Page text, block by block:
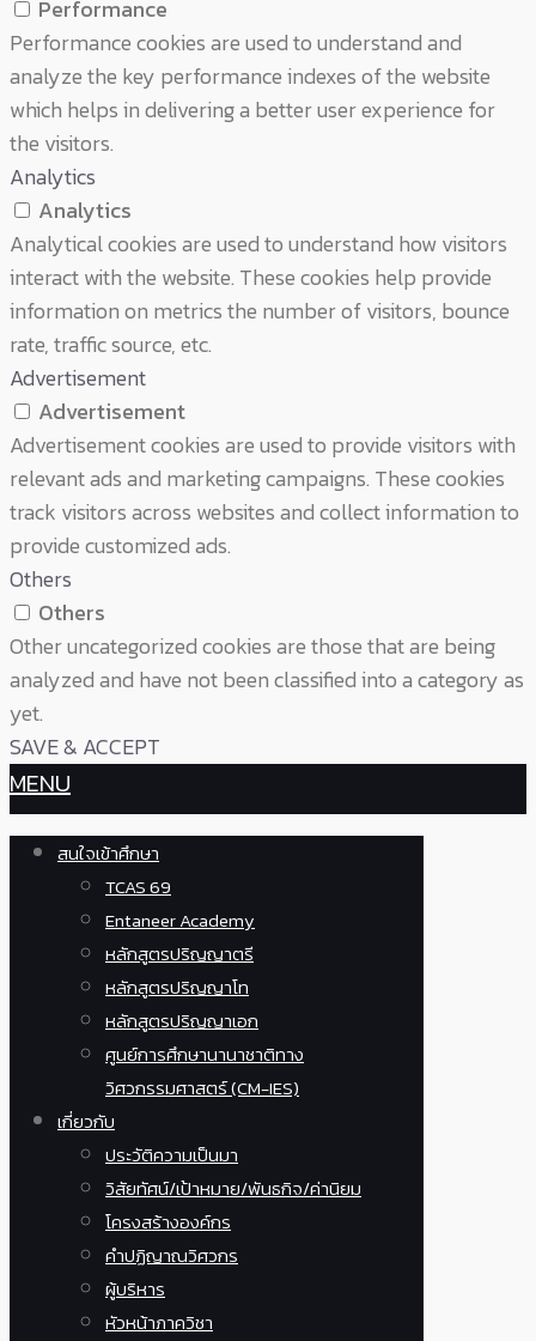
Performance
Performance cookies are used to understand and
analyze the key performance indexes of the website
which helps in delivering a better user experience for
the visitors.
Analytics
Analytics
Analytical cookies are used to understand how visitors
interact with the website. These cookies help provide
information on metrics the number of visitors, bounce
rate, traffic source, etc.
Advertisement
Advertisement
Advertisement cookies are used to provide visitors with
relevant ads and marketing campaigns. These cookies
track visitors across websites and collect information to
provide customized ads.
Others
Others
Other uncategorized cookies are those that are being
analyzed and have not been classified into a category as
yet.
SAVE & ACCEPT
MENU
สนใจเข้าศึกษา
TCAS 69
Entaneer Academy
หลักสูตรปริญญาตรี
หลักสูตรปริญญาโท
หลักสูตรปริญญาเอก
ศูนย์การศึกษานานาชาติทาง
วิศวกรรมศาสตร์ (CM-IES)
เกี่ยวกับ
ประวัติความเป็นมา
วิสัยทัศน์/เป้าหมาย/พันธกิจ/ค่านิยม
โครงสร้างองค์กร
คำปฏิญาณวิศวกร
ผู้บริหาร
หัวหน้าภาควิชา